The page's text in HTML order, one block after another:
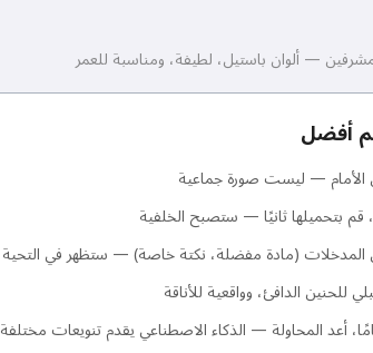
— ألوان باستيل، لطيفة، ومناسبة للعمر
أفضل
الأمام — ليست صورة جماعية
بتحميلها ثانيًا — ستصبح الخلفية
المدخلات (مادة مفضلة، نكتة خاصة) — ستظهر في التحية
للحنين الدافئ، وواقعية للأناقة
أعد المحاولة — الذكاء الاصطناعي يقدم تنويعات مختلفة